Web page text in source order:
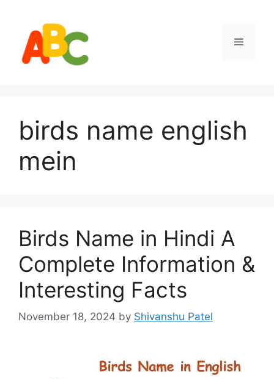
content
Menu
birds name english
mein
Birds Name in Hindi A
Complete Information &
Interesting Facts
November 18, 2024 by Shivanshu Patel